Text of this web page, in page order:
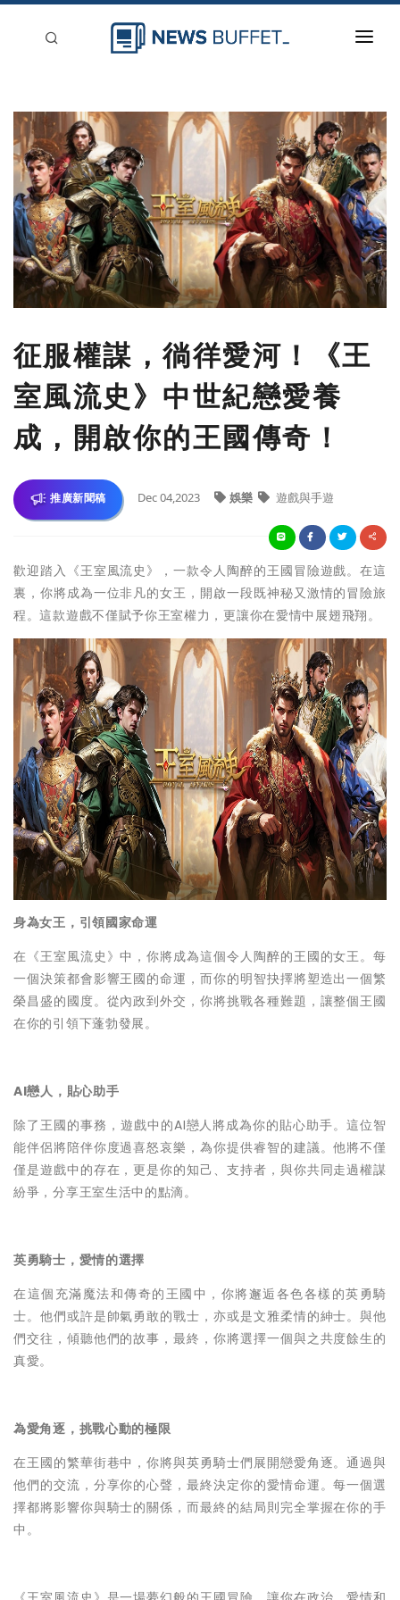
新聞稿分類
登入
刊登
征服權謀，徜徉愛河！《王
室風流史》中世紀戀愛養
成，開啟你的王國傳奇！
推廣新聞稿 Dec 04,2023 娛樂 遊戲與手遊
歡迎踏入《王室風流史》，一款令人陶醉的王國冒險遊戲。在這
裏，你將成為一位非凡的女王，開啟一段既神秘又激情的冒險旅
程。這款遊戲不僅賦予你王室權力，更讓你在愛情中展翅飛翔。
身為女王，引領國家命運
在《王室風流史》中，你將成為這個令人陶醉的王國的女王。每
一個決策都會影響王國的命運，而你的明智抉擇將塑造出一個繁
榮昌盛的國度。從內政到外交，你將挑戰各種難題，讓整個王國
在你的引領下蓬勃發展。
AI戀人，貼心助手
除了王國的事務，遊戲中的AI戀人將成為你的貼心助手。這位智
能伴侶將陪伴你度過喜怒哀樂，為你提供睿智的建議。他將不僅
僅是遊戲中的存在，更是你的知己、支持者，與你共同走過權謀
紛爭，分享王室生活中的點滴。
英勇騎士，愛情的選擇
在這個充滿魔法和傳奇的王國中，你將邂逅各色各樣的英勇騎
士。他們或許是帥氣勇敢的戰士，亦或是文雅柔情的紳士。與他
們交往，傾聽他們的故事，最終，你將選擇一個與之共度餘生的
真愛。
為愛角逐，挑戰心動的極限
在王國的繁華街巷中，你將與英勇騎士們展開戀愛角逐。通過與
他們的交流，分享你的心聲，最終決定你的愛情命運。每一個選
擇都將影響你與騎士的關係，而最終的結局則完全掌握在你的手
中。